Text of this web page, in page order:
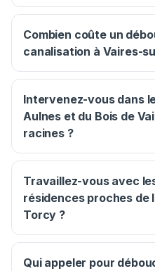
Combien coûte un
canalisation à Vaires-
Intervenez-vous dans
Aulnes et du Bois de
racines ?
Travaillez-vous avec
résidences proches de
Torcy ?
Qui appeler pour